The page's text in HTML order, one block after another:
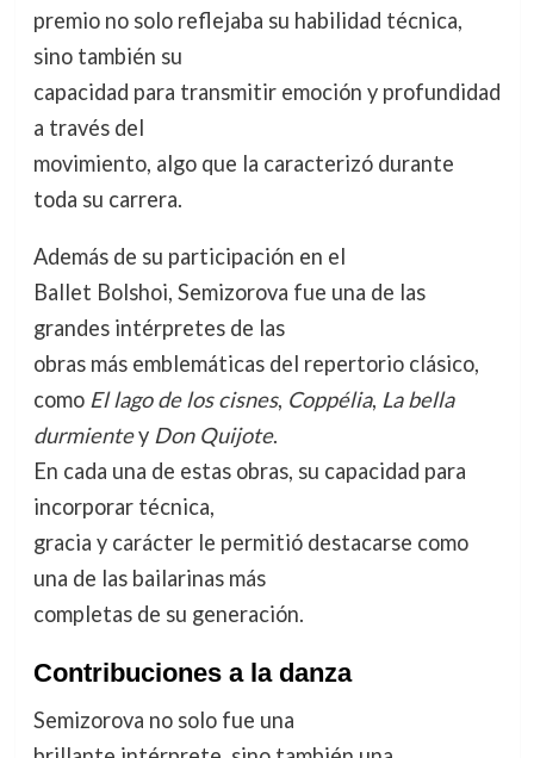
premio no solo reflejaba su habilidad técnica,
sino también su
capacidad para transmitir emoción y profundidad
a través del
movimiento, algo que la caracterizó durante
toda su carrera.
Además de su participación en el
Ballet Bolshoi, Semizorova fue una de las
grandes intérpretes de las
obras más emblemáticas del repertorio clásico,
como El lago de los cisnes, Coppélia, La bella
durmientey Don Quijote.
En cada una de estas obras, su capacidad para
incorporar técnica,
gracia y carácter le permitió destacarse como
una de las bailarinas más
completas de su generación.
Contribuciones a la danza
Semizorova no solo fue una